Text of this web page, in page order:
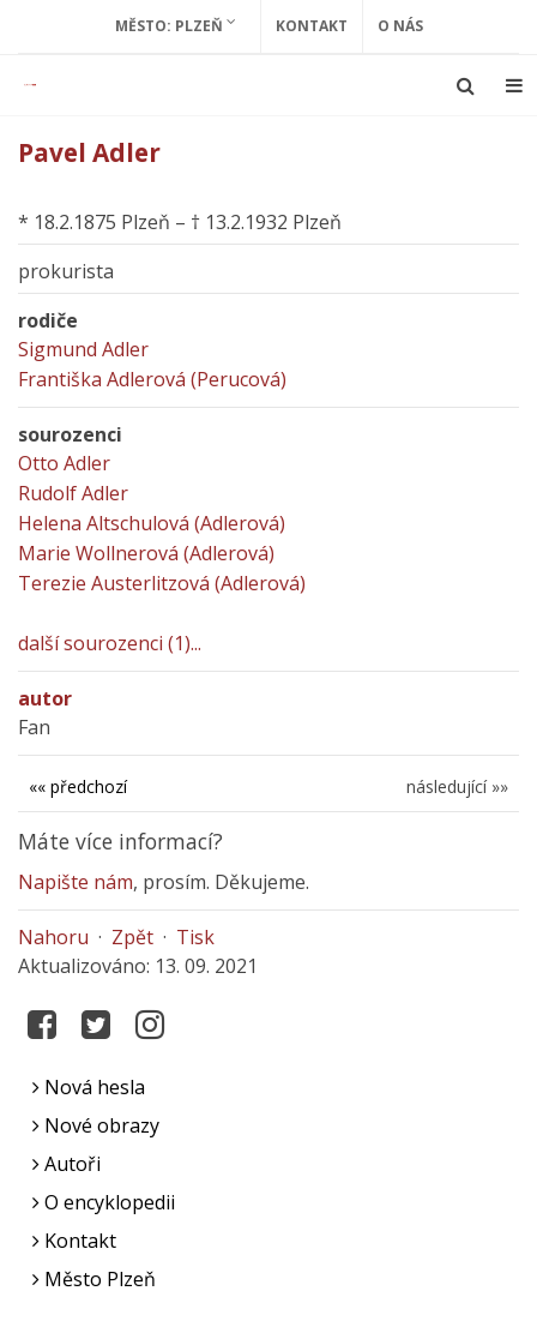
MĚSTO: PLZEŇ KONTAKT O NÁS
Pavel Adler
* 18.2.1875 Plzeň – † 13.2.1932 Plzeň
prokurista
rodiče
Sigmund Adler
Františka Adlerová (Perucová)
sourozenci
Otto Adler
Rudolf Adler
Helena Altschulová (Adlerová)
Marie Wollnerová (Adlerová)
Terezie Austerlitzová (Adlerová)
další sourozenci (1)...
autor
Fan
následující »»
«« předchozí
Máte více informací?
Napište nám, prosím. Děkujeme.
Nahoru · Zpět · Tisk
Aktualizováno: 13. 09. 2021
Nová hesla
Nové obrazy
Autoři
O encyklopedii
Kontakt
Město Plzeň